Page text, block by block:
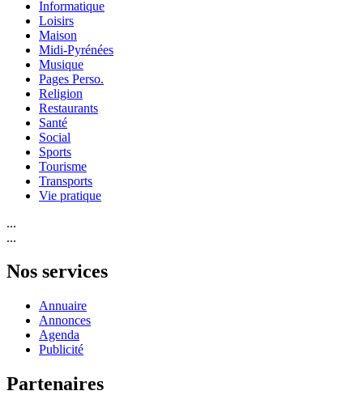
Informatique
Loisirs
Maison
Midi-Pyrénées
Musique
Pages Perso.
Religion
Restaurants
Santé
Social
Sports
Tourisme
Transports
Vie pratique
...
...
Nos services
Annuaire
Annonces
Agenda
Publicité
Partenaires